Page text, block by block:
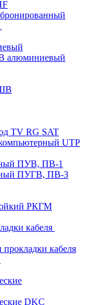
алюминиевый
TV RG SAT
UTP
ПУВ, ПВ-1
ПУГВ, ПВ-3
РКГМ
кабеля
кабеля
DKC